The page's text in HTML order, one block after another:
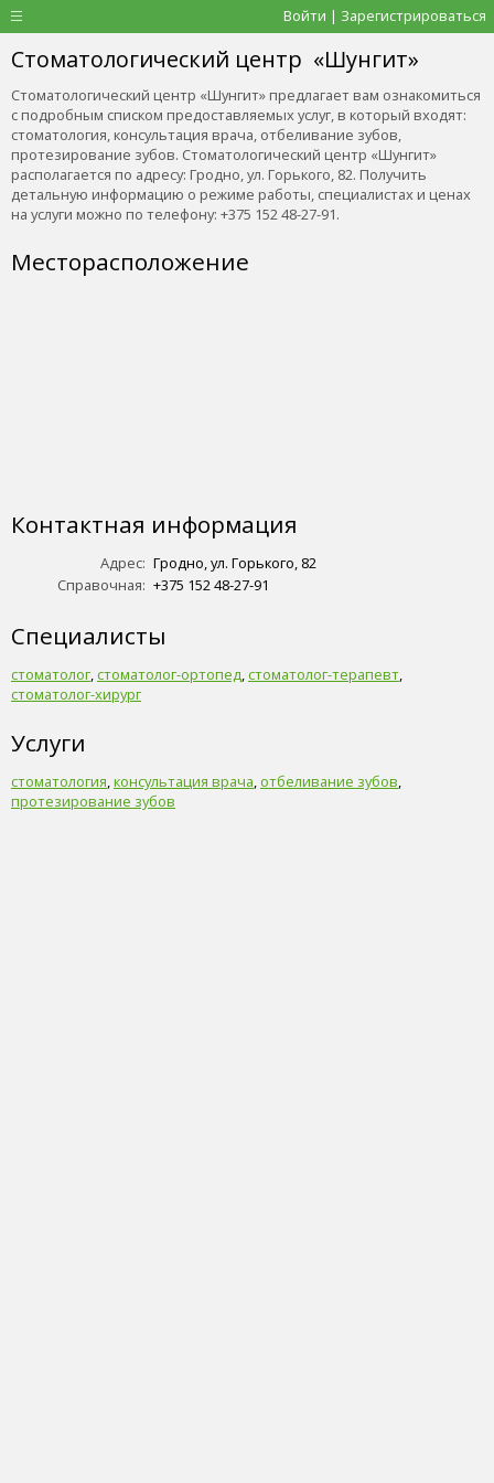
Войти | Зарегистрироваться
Стоматологический центр «Шунгит»
Стоматологический центр «Шунгит» предлагает вам ознакомиться
с подробным списком предоставляемых услуг, в который входят:
стоматология, консультация врача, отбеливание зубов,
протезирование зубов. Стоматологический центр «Шунгит»
располагается по адресу: Гродно, ул. Горького, 82. Получить
детальную информацию о режиме работы, специалистах и ценах
на услуги можно по телефону: +375 152 48-27-91.
Месторасположение
Контактная информация
Адрес: Гродно, ул. Горького, 82
Справочная: +375 152 48-27-91
Специалисты
стоматолог,стоматолог-ортопед,стоматолог-терапевт,
стоматолог-хирург
Услуги
стоматология,консультация врача,отбеливание зубов,
протезирование зубов